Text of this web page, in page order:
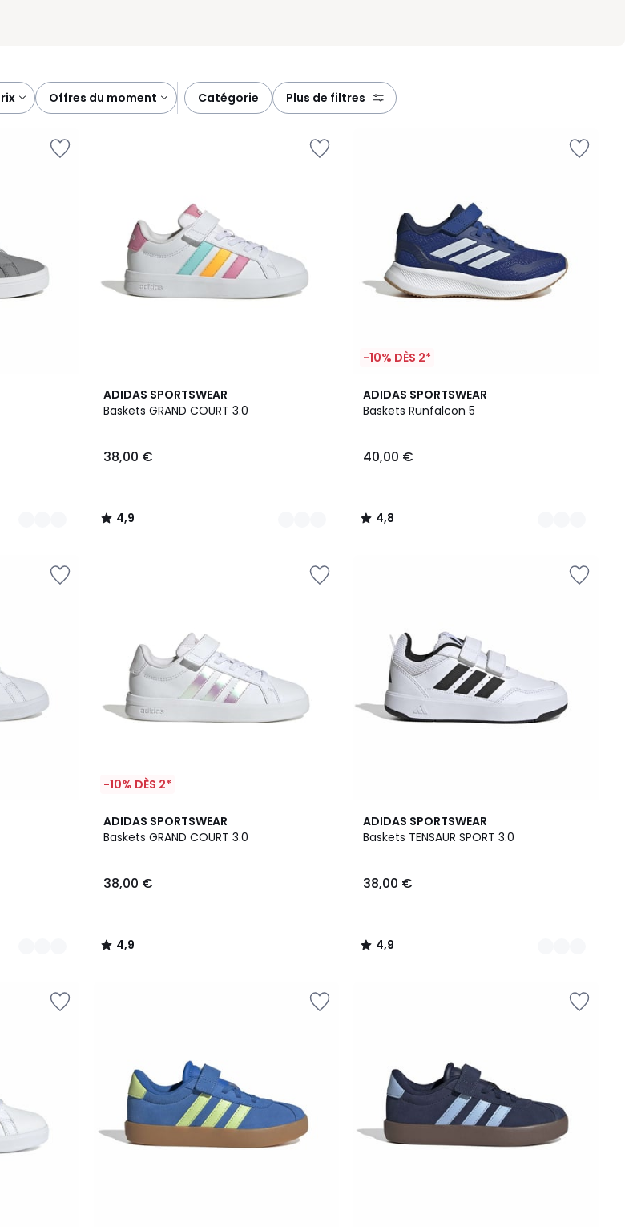
prix offres du moment catégorie plus de filtres
ADIDAS SPORTSWEAR
Baskets GRAND COURT 3.0
38,00 €
4,9
/ 5
3
Couleurs
4,9
/
-10% DÈS 2*
ADIDAS SPORTSWEAR
Baskets Runfalcon 5
40,00 €
4,8
/ 5
3
Couleurs
4,8
/
-10% DÈS 2*
ADIDAS SPORTSWEAR
Baskets GRAND COURT 3.0
38,00 €
4,9
/ 5
4,9
/
ADIDAS SPORTSWEAR
Baskets TENSAUR SPORT 3.0
38,00 €
4,9
/ 5
5
Couleurs
4,9
/